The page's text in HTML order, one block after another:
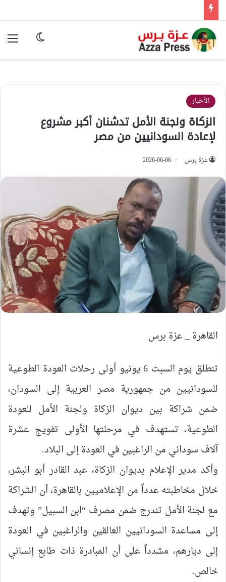
الوضع
الأخبار
الزكاة ولجنة الأمل تدشنان أكبر مشروع
لإعادة السودانيين من مصر
عزة برس 2026-06-06
القاهرة _ عزة برس
تنطلق يوم السبت 6 يونيو أولى رحلات العودة الطوعية
للسودانيين من جمهورية مصر العربية إلى السودان،
ضمن شراكة بين ديوان الزكاة ولجنة الأمل للعودة
الطوعية، تستهدف في مرحلتها الأولى تفويج عشرة
آلاف سوداني من الراغبين في العودة إلى البلاد.
وأكد مدير الإعلام بديوان الزكاة، عبد القادر أبو البشر،
خلال مخاطبته عدداً من الإعلاميين بالقاهرة، أن الشراكة
مع لجنة الأمل تندرج ضمن مصرف “ابن السبيل” وتهدف
إلى مساعدة السودانيين العالقين والراغبين في العودة
إلى ديارهم، مشدداً على أن المبادرة ذات طابع إنساني
خالص.